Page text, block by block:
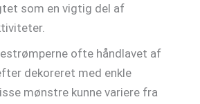
som en vigtig del af
ofte håndlavet af
dekoreret med enkle
mønstre kunne variere fra